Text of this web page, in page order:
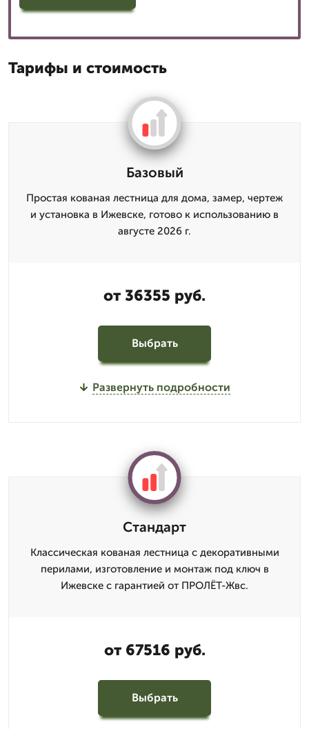
Тарифы и стоимость
Базовый
Простая кованая лестница для дома, замер, чертеж
и установка в Ижевске, готово к использованию в
августе 2026 г.
от 36355 руб.
Выбрать
Развернуть подробности
Стандарт
Классическая кованая лестница с декоративными
перилами, изготовление и монтаж под ключ в
Ижевске с гарантией от ПРОЛЁТ-Жвс.
от 67516 руб.
Выбрать